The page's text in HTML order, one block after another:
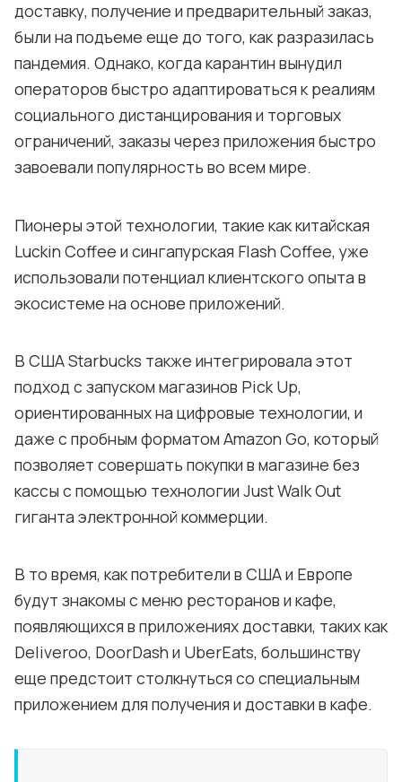
доставку, получение и предварительный заказ,
были на подъеме еще до того, как разразилась
пандемия. Однако, когда карантин вынудил
операторов быстро адаптироваться к реалиям
социального дистанцирования и торговых
ограничений, заказы через приложения быстро
завоевали популярность во всем мире.
Пионеры этой технологии, такие как китайская
Luckin Coffee и сингапурская Flash Coffee, уже
использовали потенциал клиентского опыта в
экосистеме на основе приложений.
В США Starbucks также интегрировала этот
подход с запуском магазинов Pick Up,
ориентированных на цифровые технологии, и
даже с пробным форматом Amazon Go, который
позволяет совершать покупки в магазине без
кассы с помощью технологии Just Walk Out
гиганта электронной коммерции.
В то время, как потребители в США и Европе
будут знакомы с меню ресторанов и кафе,
появляющихся в приложениях доставки, таких как
Deliveroo, DoorDash и UberEats, большинству
еще предстоит столкнуться со специальным
приложением для получения и доставки в кафе.